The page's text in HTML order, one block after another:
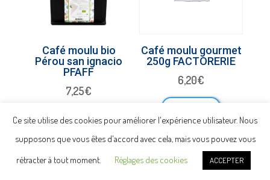
Café moulu bio
Pérou san ignacio
PFAFF
7,25€
Quick view
Café moulu gourmet
250g FACTORERIE
6,20€
Ce site utilise des cookies pour améliorer l'expérience utilisateur. Nous
supposons que vous êtes d'accord avec cela, mais vous pouvez vous
rétracter à tout moment.
Réglages des cookies ACCEPTER